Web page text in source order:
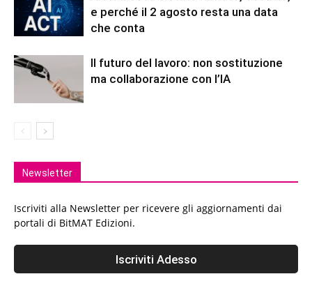
e perché il 2 agosto resta una data
che conta
Il futuro del lavoro: non sostituzione
ma collaborazione con l’IA
Newsletter
Iscriviti alla Newsletter per ricevere gli aggiornamenti dai
portali di BitMAT Edizioni.